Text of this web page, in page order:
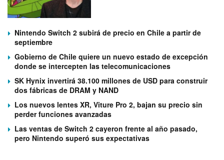
Nintendo Switch 2 subirá de precio en Chile a partir de
septiembre
Gobierno de Chile quiere un nuevo estado de excepción
donde se intercepten las telecomunicaciones
SK Hynix invertirá 38.100 millones de USD para construir
dos fábricas de DRAM y NAND
Los nuevos lentes XR, Viture Pro 2, bajan su precio sin
perder funciones avanzadas
Las ventas de Switch 2 cayeron frente al año pasado,
pero Nintendo superó sus expectativas